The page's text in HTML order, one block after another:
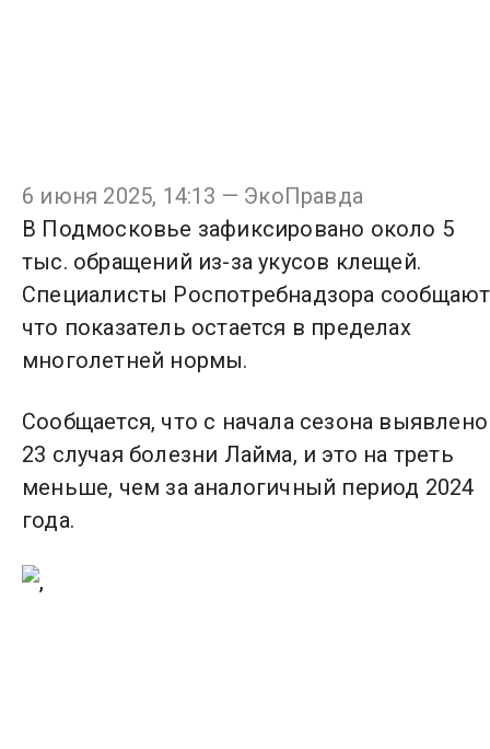
6 июня 2025, 14:13 — ЭкоПравда
В Подмосковье зафиксировано около 5
тыс. обращений из-за укусов клещей.
Специалисты Роспотребнадзора
что показатель остается в пределах
многолетней нормы.
Сообщается, что с начала сезона выявлено
23 случая болезни Лайма, и это на треть
меньше, чем за аналогичный период 2024
года.